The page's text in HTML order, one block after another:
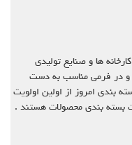
ها و صنایع تولیدی
و در فرمی مناسب به دست
بندی امروز از اولین اولویت
بسته بندی محصولات هستند .